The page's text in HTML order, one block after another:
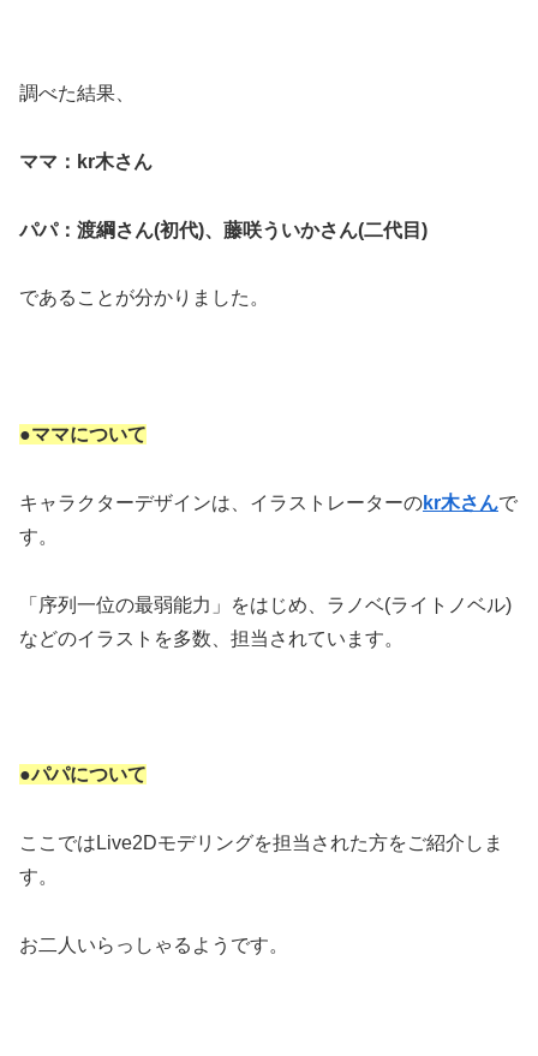
調べた結果、
ママ：kr木さん
パパ：渡綱さん(初代)、藤咲ういかさん(二代目)
であることが分かりました。
●ママについて
キャラクターデザインは、イラストレーターのkr木さんで
す。
「序列一位の最弱能力」をはじめ、ラノベ(ライトノベル)
などのイラストを多数、担当されています。
●パパについて
ここではLive2Dモデリングを担当された方をご紹介しま
す。
お二人いらっしゃるようです。